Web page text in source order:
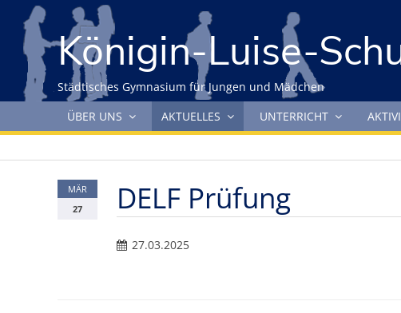
Gleich zum Inhalt der Seite springen
Königin-Luise-
Städtisches Gymnasium für Jungen und Mädchen
Navigation überspringen
ÜBER UNS AKTUELLES UNTERRICHT
MÄR
27
DELF Prüfung
27.03.2025